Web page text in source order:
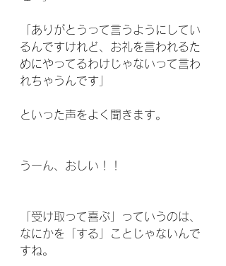
「ありがとうって言うようにしてい
るんですけれど、お礼を言われるた
めにやってるわけじゃないって言わ
れちゃうんです」
といった声をよく聞きます。
うーん、おしい！！
「受け取って喜ぶ」っていうのは、
なにかを「する」ことじゃないんで
すね。